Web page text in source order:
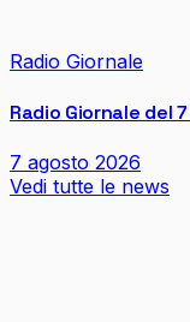
Radio Giornale
Radio Giornale del
7 agosto 2026
Vedi tutte le news